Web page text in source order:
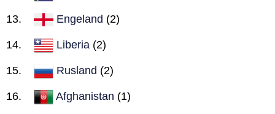
Engeland (2)
Liberia (2)
Rusland (2)
Afghanistan (1)